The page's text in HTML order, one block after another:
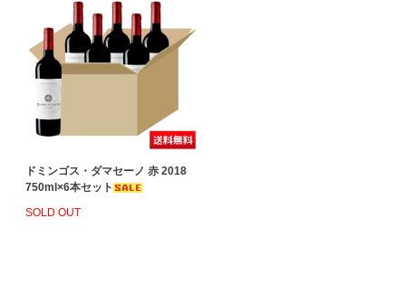
ドミンゴス・ダマセーノ 赤 2018
750ml×6本セット
SOLD OUT